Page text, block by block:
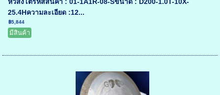
หัวสิงโตรหัสสินค้า : 01-1A1R-08-Sขนาด : D200-1.0T-10X-
25.4Hความละเอียด :12...
฿5,844
มีสินค้า